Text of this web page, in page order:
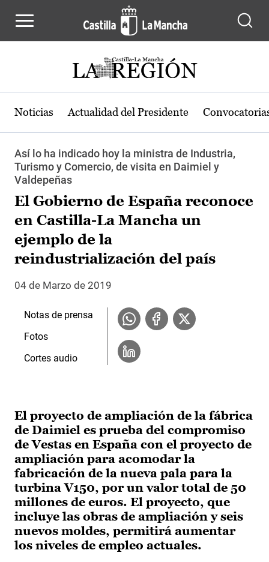
Noticias Actualidad del Presidente
Así lo ha indicado hoy la ministra de Industria,
Turismo y Comercio, de visita en Daimiel y
Valdepeñas
El Gobierno de España reconoce
en Castilla-La Mancha un
ejemplo de la
reindustrialización del país
04 de Marzo de 2019
El proyecto de ampliación de la fábrica
de Daimiel es prueba del compromiso
de Vestas en España con el proyecto de
ampliación para acomodar la
fabricación de la nueva pala para la
turbina V150, por un valor total de 50
millones de euros. El proyecto, que
incluye las obras de ampliación y seis
nuevos moldes, permitirá aumentar
los niveles de empleo actuales.
Notas de prensa
Fotos
Cortes audio